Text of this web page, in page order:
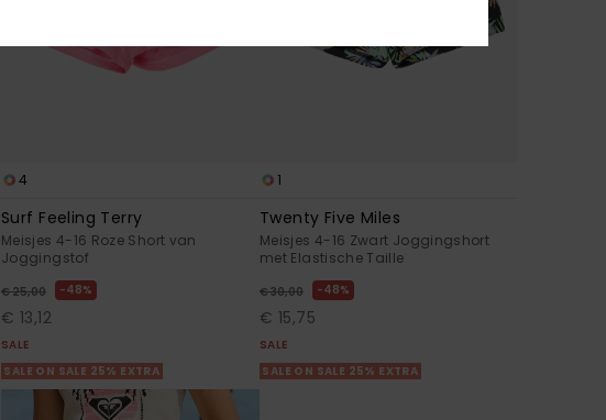
4
Surf Feeling Terry
Meisjes 4-16 Roze Short van
Joggingstof
€ 25,00 48%
€ 13,12
SALE
SALE ON SALE 25% EXTRA
1
Twenty Five Miles
Meisjes 4-16 Zwart Joggingshort
met Elastische Taille
€ 30,00 48%
€ 15,75
SALE
SALE ON SALE 25% EXTRA